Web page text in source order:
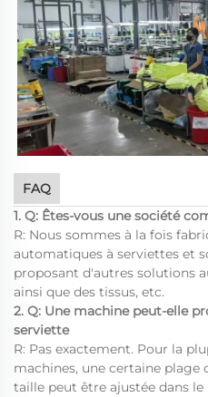
FAQ
1. Q: Êtes-vous une société
R: Nous sommes à la fois
automatiques à serviettes et
proposant d'autres solutions
ainsi que des tissus, etc.
2. Q: Une machine peut-elle
serviette
R: Pas exactement. Pour la
machines, une certaine plage
taille peut être ajustée dans